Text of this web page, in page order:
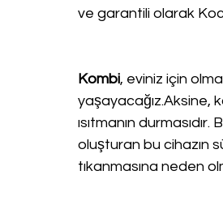
ve garantili olarak
Kombi, eviniz için
yaşayacağız.Aksine,
ısıtmanın
oluşturan bu cihazın
tıkanmasına neden